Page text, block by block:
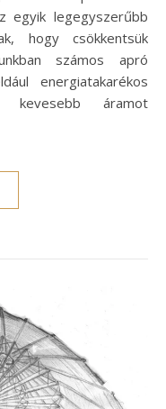
egyik legegyszerűbb
hogy csökkentsük
számos apró
energiatakarékos
kevesebb áramot